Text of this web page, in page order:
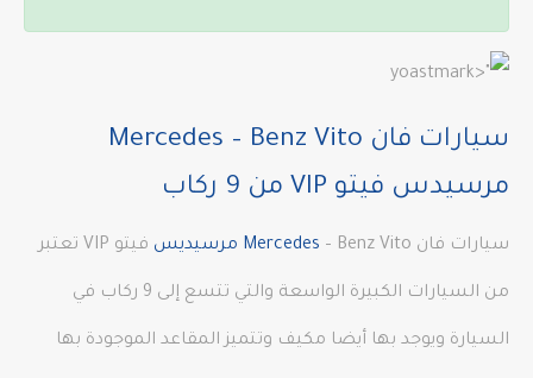
سيارات فان Mercedes – Benz Vito
مرسيدس فيتو VIP من 9 ركاب
سيارات فان Mercedes – Benz Vito مرسيديس فيتو VIP تعتبر
من السيارات الكبيرة الواسعة والتي تتسع إلى 9 ركاب في
السيارة ويوجد بها أيضا مكيف وتتميز المقاعد الموجودة بها